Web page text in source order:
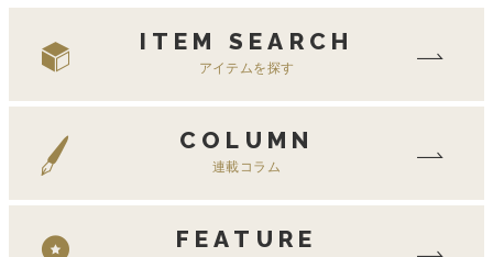
ITEM SEARCH
アイテムを探す
COLUMN
連載コラム
FEATURE